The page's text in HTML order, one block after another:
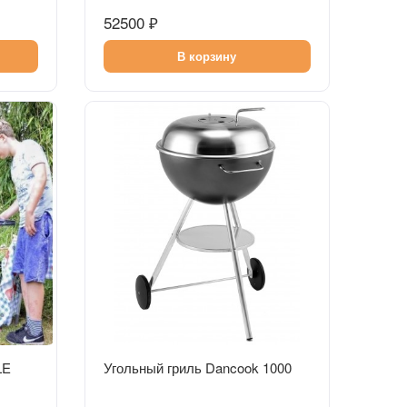
52500 ₽
В корзину
Быстрый просмотр
Угольный гриль Dancook 1000